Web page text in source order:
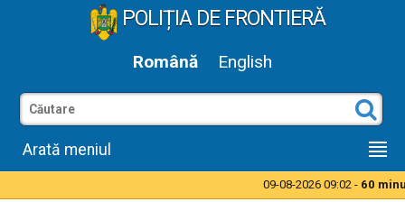
POLIȚIA DE FRONTIERĂ
Română English
Arată meniul
09-08-2026 09:02 -60